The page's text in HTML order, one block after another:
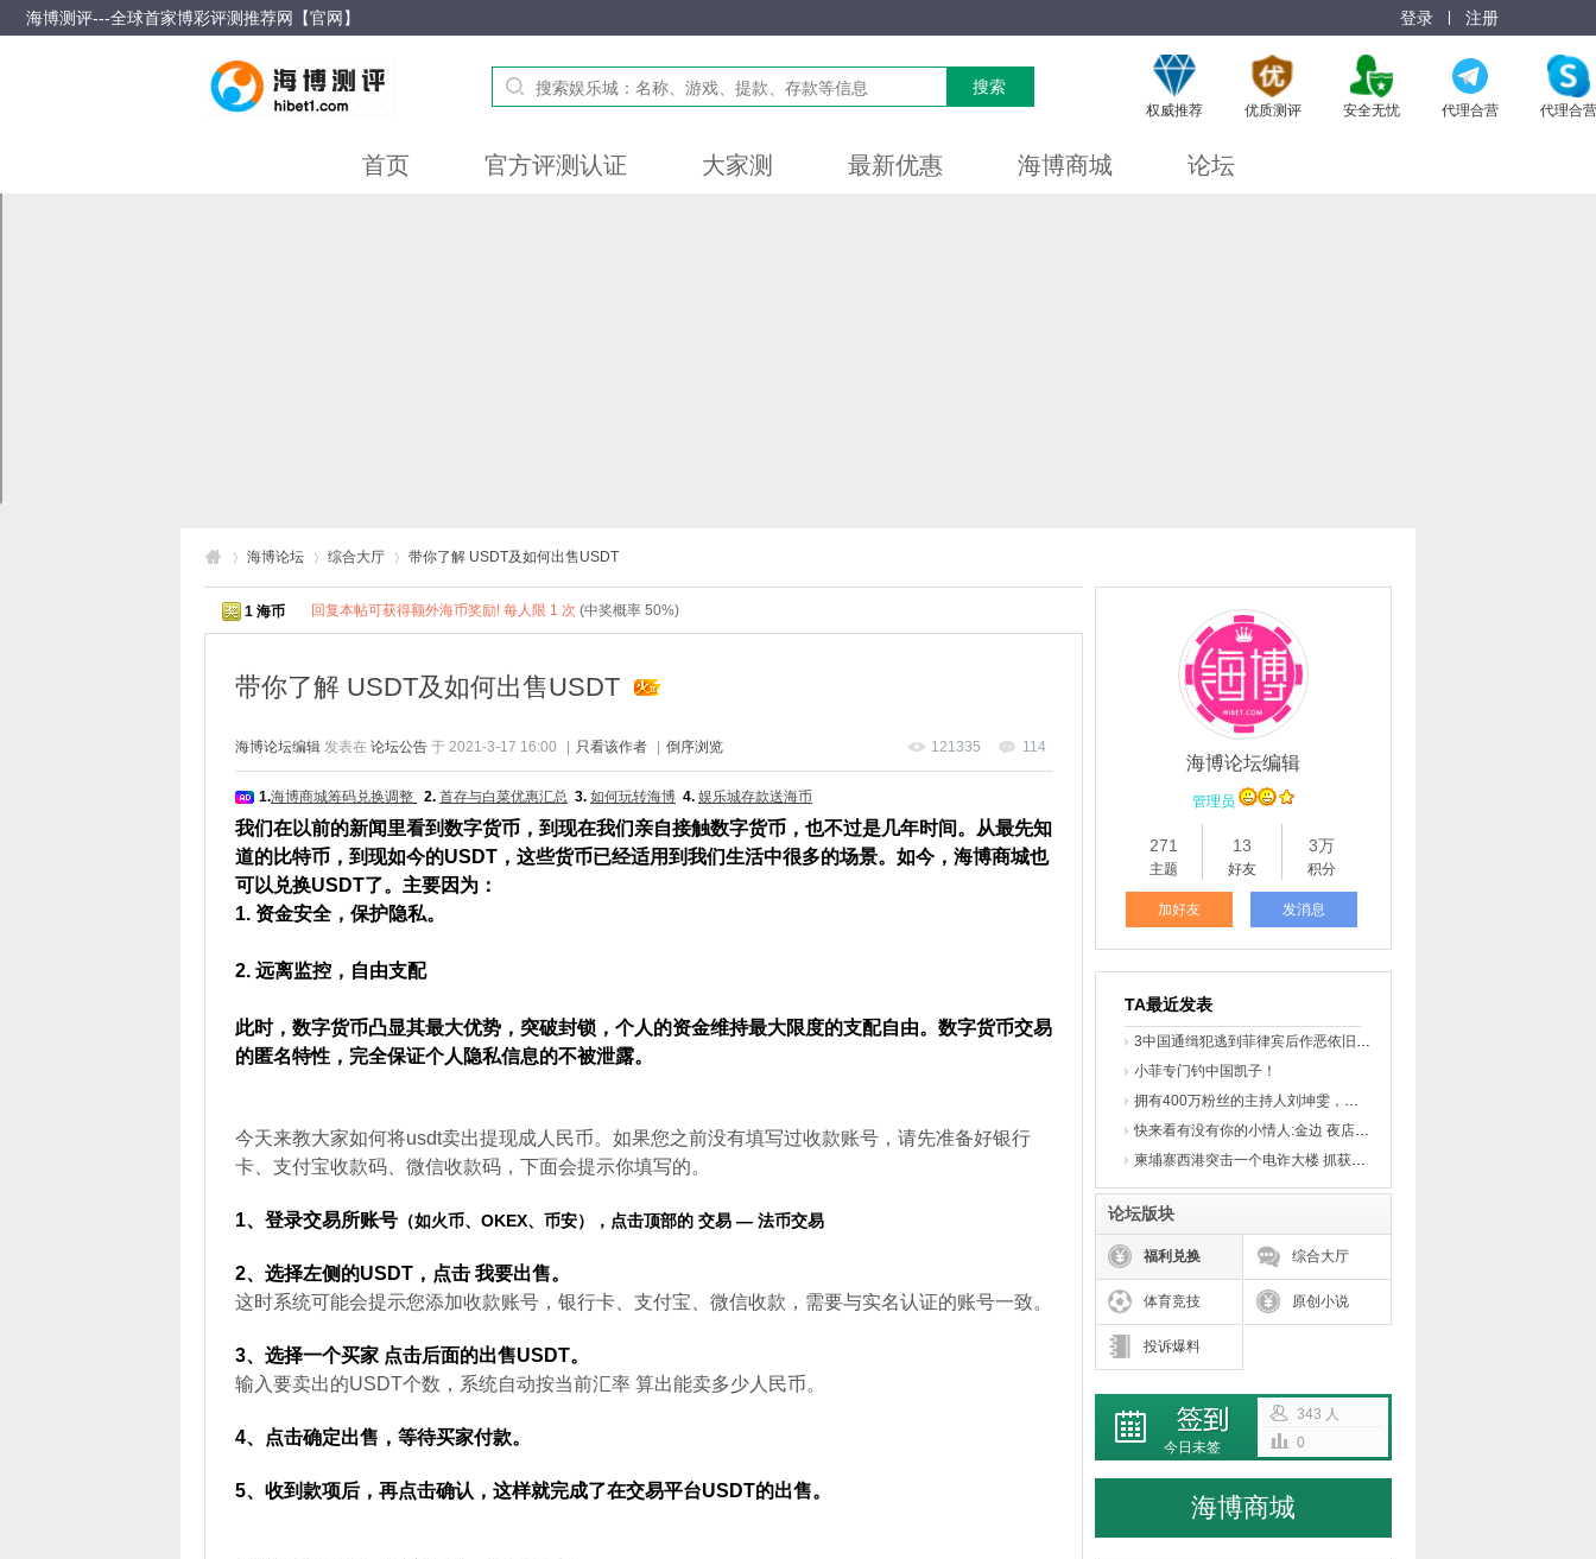
海博测评---全球首家博彩评测推荐网【官网】 登录 注册
搜索
权威推荐 优质测评 安全无忧 代理合营 代理合营
首页 官方评测认证 大家测 最新优惠 海博商城 论坛
海博论坛 综合大厅 带你了解 USDT及如何出售USDT
海博论坛编辑
管理员
271
主题
13
好友
3万
积分
加好友 发消息
TA最近发表
3中国通缉犯逃到菲律宾后作恶依旧，抢劫绑架贩毒一样不落，终在菲落网
小菲专门钓中国凯子！
拥有400万粉丝的主持人刘坤雯，其抖音账号被禁止关注
快来看有没有你的小情人:金边 夜店遭突袭进展，警方尚未完成对被拘留外国人的审讯
柬埔寨西港突击一个电诈大楼 抓获300多名电诈人员！
论坛版块
福利兑换 综合大厅
体育竞技 原创小说
投诉爆料
今日未签
343 人
0
海博商城
1 海币 回复本帖可获得额外海币奖励! 每人限 1 次 (中奖概率 50%)
带你了解 USDT及如何出售USDT
海博论坛编辑 发表在 论坛公告 于 2021-3-17 16:00 只看该作者 倒序浏览 114
121335
1.海博商城筹码兑换调整 2. 首存与白菜优惠汇总 3. 如何玩转海博 4. 娱乐城存款送海币
我们在以前的新闻里看到数字货币，到现在我们亲自接触数字货币，也不过是几年时间。从最先知
道的比特币，到现如今的USDT，这些货币已经适用到我们生活中很多的场景。如今，海博商城也
可以兑换USDT了。主要因为：
1. 资金安全，保护隐私。
2. 远离监控，自由支配
此时，数字货币凸显其最大优势，突破封锁，个人的资金维持最大限度的支配自由。数字货币交易
的匿名特性，完全保证个人隐私信息的不被泄露。
今天来教大家如何将usdt卖出提现成人民币。如果您之前没有填写过收款账号，请先准备好银行
卡、支付宝收款码、微信收款码，下面会提示你填写的。
1、登录交易所账号 （如火币、OKEX、币安），点击顶部的 交易 — 法币交易
2、选择左侧的USDT，点击 我要出售。
这时系统可能会提示您添加收款账号，银行卡、支付宝、微信收款，需要与实名认证的账号一致。
3、选择一个买家 点击后面的出售USDT。
输入要卖出的USDT个数，系统自动按当前汇率 算出能卖多少人民币。
4、点击确定出售，等待买家付款。
5、收到款项后，再点击确认，这样就完成了在交易平台USDT的出售。